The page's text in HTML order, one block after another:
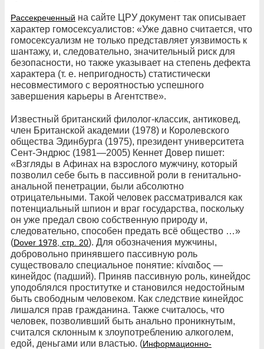
Рассекреченный на сайте ЦРУ документ так описывает
характер гомосексуалистов: «Уже давно считается, что
гомосексуализм не только представляет уязвимость к
шантажу, и, следовательно, значительный риск для
безопасности, но также указывает на степень дефекта
характера (т. е. непригодность) статистически
несовместимого с вероятностью успешного
завершения карьеры в Агентстве».
Известный британский филолог-классик, антиковед,
член Британской академии (1978) и Королевского
общества Эдинбурга (1975), президент университета
Сент-Эндрюс (1981—2005) Кеннет Довер пишет:
«Взгляды в Афинах на взрослого мужчину, который
позволил себе быть в пассивной роли в генитально-
aнaльнoй пенетрации, были абсолютно
отрицательными. Такой человек рассматривался как
потенциальный шпион и враг государства, поскольку
он уже предал свою собственную природу и,
следовательно, способен предать всё общество …»
(Dover 1978, стр. 20). Для обозначения мужчины,
добровольно принявшего пассивную роль
существовало специальное понятие: κίναιδος —
кинейдос (падший). Приняв пассивную роль, кинейдос
уподоблялся проститутке и становился недостойным
быть свободным человеком. Как следствие кинейдос
лишался прав гражданина. Также считалось, что
человек, позволивший быть анально проникнутым,
считался склонным к злоупотреблению алкоголем,
едой, деньгами или властью. (Информационно-